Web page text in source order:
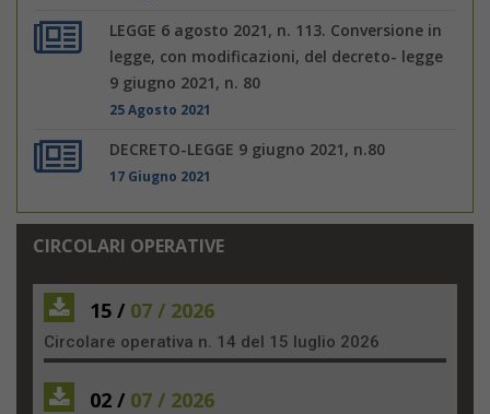
LEGGE 6 agosto 2021, n. 113. Conversione in
legge, con modificazioni, del decreto- legge
9 giugno 2021, n. 80
25 Agosto 2021
DECRETO-LEGGE 9 giugno 2021, n.80
17 Giugno 2021
CIRCOLARI OPERATIVE
15 / 07 / 2026
Circolare operativa n. 14 del 15 luglio 2026
02 / 07 / 2026